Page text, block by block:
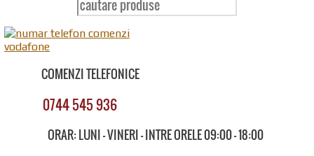
COMENZI TELEFONICE
0744 545 936
ORAR: LUNI - VINERI - INTRE ORELE 09:00 - 18:00